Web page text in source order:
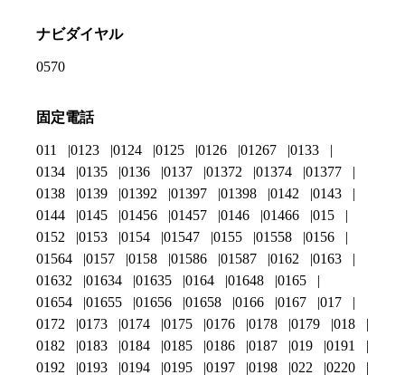
ナビダイヤル
0570
固定電話
011 0123 0124 0125 0126 01267
0133
0134
0135 0136 0137 01372 01374
01377
0138
0139 01392 01397 01398 0142
0143
0144
0145 01456 01457 0146 01466
015
0152
0153 0154 01547 0155 01558
0156
01564
0157 0158 01586 01587 0162
0163
01632
01634 01635 0164 01648
0165
01654
01655 01656 01658 0166 0167
017
0172
0173 0174 0175 0176 0178 0179
018
0182
0183 0184 0185 0186 0187 019
0191
0192
0193 0194 0195 0197 0198 022 0220